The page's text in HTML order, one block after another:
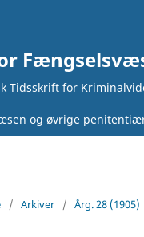
Tidsskrift for
og øvrige
/ Arkiver / Årg. 28 (1905)